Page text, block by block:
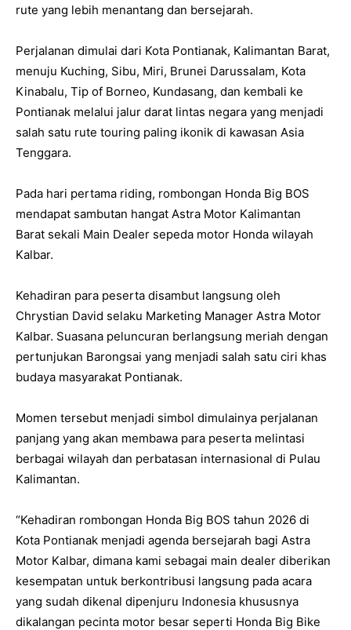
rute yang lebih menantang dan bersejarah.
Perjalanan dimulai dari Kota Pontianak, Kalimantan Barat,
menuju Kuching, Sibu, Miri, Brunei Darussalam, Kota
Kinabalu, Tip of Borneo, Kundasang, dan kembali ke
Pontianak melalui jalur darat lintas negara yang menjadi
salah satu rute touring paling ikonik di kawasan Asia
Tenggara.
Pada hari pertama riding, rombongan Honda Big BOS
mendapat sambutan hangat Astra Motor Kalimantan
Barat sekali Main Dealer sepeda motor Honda wilayah
Kalbar.
Kehadiran para peserta disambut langsung oleh
Chrystian David selaku Marketing Manager Astra Motor
Kalbar. Suasana peluncuran berlangsung meriah dengan
pertunjukan Barongsai yang menjadi salah satu ciri khas
budaya masyarakat Pontianak.
Momen tersebut menjadi simbol dimulainya perjalanan
panjang yang akan membawa para peserta melintasi
berbagai wilayah dan perbatasan internasional di Pulau
Kalimantan.
“Kehadiran rombongan Honda Big BOS tahun 2026 di
Kota Pontianak menjadi agenda bersejarah bagi Astra
Motor Kalbar, dimana kami sebagai main dealer diberikan
kesempatan untuk berkontribusi langsung pada acara
yang sudah dikenal dipenjuru Indonesia khususnya
dikalangan pecinta motor besar seperti Honda Big Bike